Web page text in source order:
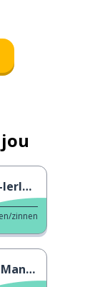
zinnen